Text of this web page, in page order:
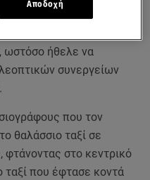
ωστόσο ήθελε να
συνεργείων
που τον
θαλάσσιο ταξί σε
φτάνοντας στο κεντρικό
ταξί που έφτασε κοντά
Αποδοχή